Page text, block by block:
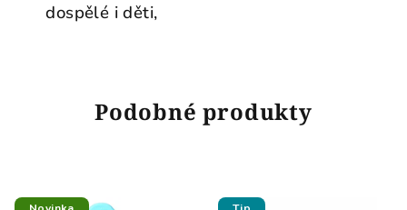
dospělé i děti,
Podobné produkty